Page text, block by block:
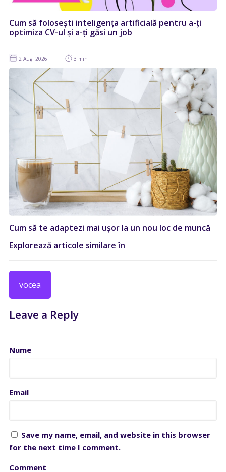
Cum să folosești inteligența artificială pentru a-ți
optimiza CV-ul și a-ți găsi un job
2 Aug. 2026 3 min
Cum să te adaptezi mai ușor la un nou loc de muncă
Explorează articole similare în
vocea
Leave a Reply
Nume
Email
Save my name, email, and website in this browser
for the next time I comment.
Comment